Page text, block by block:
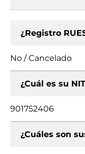
¿Registro
No / Cancelado
¿Cuál es su
901752406
¿Cuáles son